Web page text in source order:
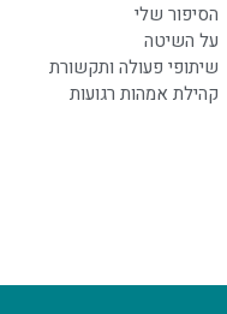
הסיפור שלי
על השיטה
שיתופי פעולה ותקשורת
קהילת אמהות רגועות